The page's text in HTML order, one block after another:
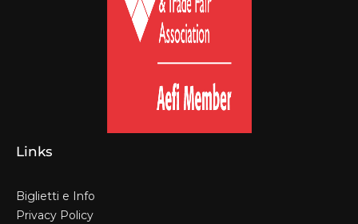
Links
Biglietti e Info
Privacy Policy